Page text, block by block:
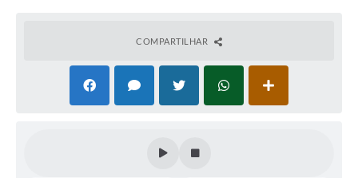
COMPARTILHAR